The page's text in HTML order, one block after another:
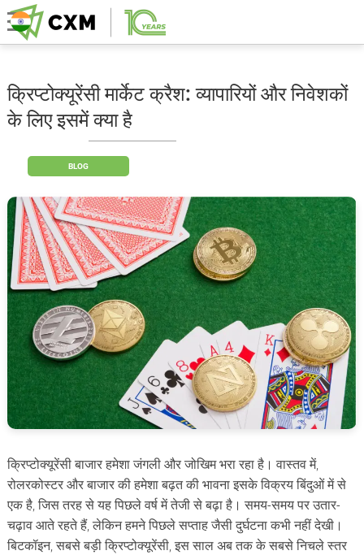
क्रिप्टोक्यूरेंसी मार्केट क्रैश: व्यापारियों और निवेशकों
के लिए इसमें क्या है
BLOG
क्रिप्टोक्यूरेंसी बाजार हमेशा जंगली और जोखिम भरा रहा है। वास्तव में,
रोलरकोस्टर और बाजार की हमेशा बढ़त की भावना इसके विक्रय बिंदुओं में से
एक है, जिस तरह से यह पिछले वर्ष में तेजी से बढ़ा है। समय-समय पर उतार-
चढ़ाव आते रहते हैं, लेकिन हमने पिछले सप्ताह जैसी दुर्घटना कभी नहीं देखी।
बिटकॉइन, सबसे बड़ी क्रिप्टोक्यूरेंसी, इस साल अब तक के सबसे निचले स्तर